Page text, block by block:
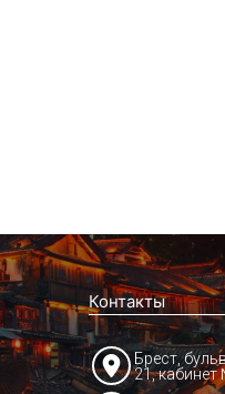
Контакты
Брест,
21,